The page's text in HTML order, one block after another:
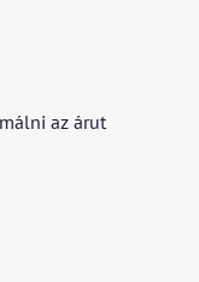
az árut